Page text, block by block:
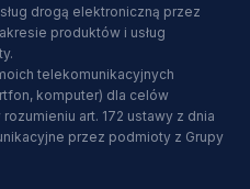
drogą elektroniczną przez
produktów i usług
telekomunikacyjnych
komputer) dla celów
art. 172 ustawy z dnia
przez podmioty z Grupy